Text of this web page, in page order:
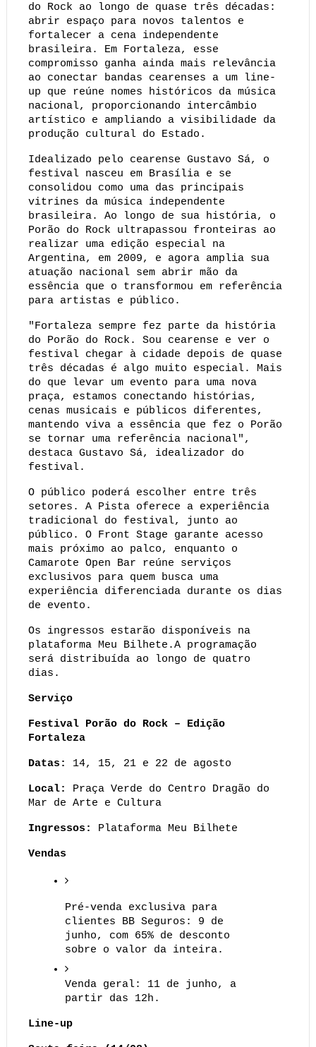
do Rock ao longo de quase três décadas:
abrir espaço para novos talentos e
fortalecer a cena independente
brasileira. Em Fortaleza, esse
compromisso ganha ainda mais relevância
ao conectar bandas cearenses a um line-
up que reúne nomes históricos da música
nacional, proporcionando intercâmbio
artístico e ampliando a visibilidade da
produção cultural do Estado.
Idealizado pelo cearense Gustavo Sá, o
festival nasceu em Brasília e se
consolidou como uma das principais
vitrines da música independente
brasileira. Ao longo de sua história, o
Porão do Rock ultrapassou fronteiras ao
realizar uma edição especial na
Argentina, em 2009, e agora amplia sua
atuação nacional sem abrir mão da
essência que o transformou em referência
para artistas e público.
"Fortaleza sempre fez parte da história
do Porão do Rock. Sou cearense e ver o
festival chegar à cidade depois de quase
três décadas é algo muito especial. Mais
do que levar um evento para uma nova
praça, estamos conectando histórias,
cenas musicais e públicos diferentes,
mantendo viva a essência que fez o Porão
se tornar uma referência nacional",
destaca Gustavo Sá, idealizador do
festival.
O público poderá escolher entre três
setores. A Pista oferece a experiência
tradicional do festival, junto ao
público. O Front Stage garante acesso
mais próximo ao palco, enquanto o
Camarote Open Bar reúne serviços
exclusivos para quem busca uma
experiência diferenciada durante os dias
de evento.
Os ingressos estarão disponíveis na
plataforma Meu Bilhete.A programação
será distribuída ao longo de quatro
dias.
Serviço
Festival Porão do Rock – Edição
Fortaleza
Datas: 14, 15, 21 e 22 de agosto
Local:
Praça Verde do Centro Dragão do
Mar de Arte e Cultura
Ingressos: Plataforma Meu Bilhete
Vendas
Pré-venda exclusiva para
clientes BB Seguros: 9 de
junho, com 65% de desconto
sobre o valor da inteira.
Venda geral: 11 de junho, a
partir das 12h.
Line-up